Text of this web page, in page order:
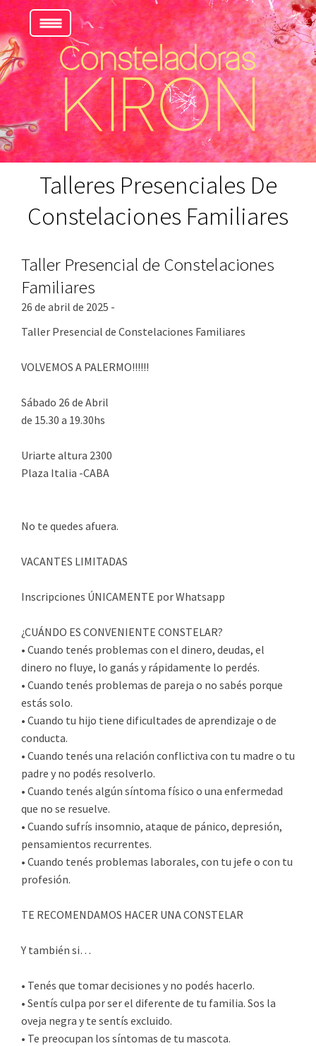
Talleres Presenciales De
Constelaciones Familiares
Taller Presencial de Constelaciones
Familiares
26 de abril de 2025 -
Taller Presencial de Constelaciones Familiares
VOLVEMOS A PALERMO!!!!!!
Sábado 26 de Abril
de 15.30 a 19.30hs
Uriarte altura 2300
Plaza Italia -CABA
No te quedes afuera.
VACANTES LIMITADAS
Inscripciones ÚNICAMENTE por Whatsapp
¿CUÁNDO ES CONVENIENTE CONSTELAR?
• Cuando tenés problemas con el dinero, deudas, el
dinero no fluye, lo ganás y rápidamente lo perdés.
• Cuando tenés problemas de pareja o no sabés porque
estás solo.
• Cuando tu hijo tiene dificultades de aprendizaje o de
conducta.
• Cuando tenés una relación conflictiva con tu madre o tu
padre y no podés resolverlo.
• Cuando tenés algún síntoma físico o una enfermedad
que no se resuelve.
• Cuando sufrís insomnio, ataque de pánico, depresión,
pensamientos recurrentes.
• Cuando tenés problemas laborales, con tu jefe o con tu
profesión.
TE RECOMENDAMOS HACER UNA CONSTELAR
Y también si…
• Tenés que tomar decisiones y no podés hacerlo.
• Sentís culpa por ser el diferente de tu familia. Sos la
oveja negra y te sentís excluido.
• Te preocupan los síntomas de tu mascota.